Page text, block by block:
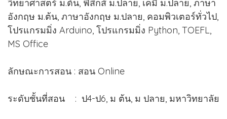
วิทยาศาสตร์ ม.ต้น, ฟิสิกส์ ม.ปลาย, เคมี ม.ปลาย, ภาษา
อังกฤษ ม.ต้น, ภาษาอังกฤษ ม.ปลาย, คอมพิวเตอร์ทั่วไป,
โปรแกรมมิ่ง Arduino, โปรแกรมมิ่ง Python, TOEFL,
MS Office
ลักษณะการสอน : สอน Online
ระดับชั้นที่สอน : ป4-ป6, ม ต้น, ม ปลาย, มหาวิทยาลัย